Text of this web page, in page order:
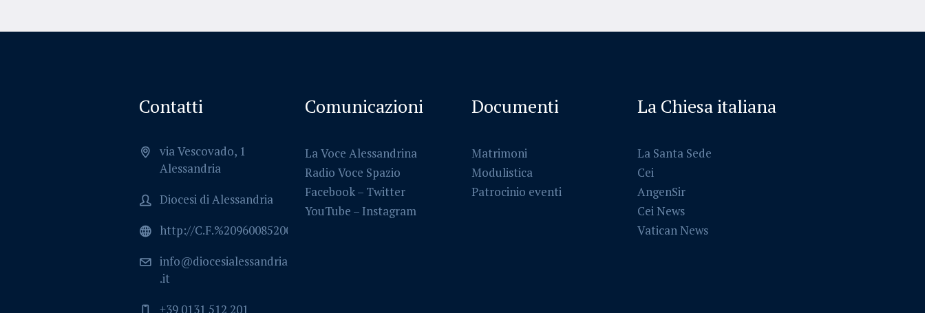
Contatti
via Vescovado, 1
Alessandria
Diocesi di Alessandria
http://C.F.%2096008520064
info@diocesialessandria
.it
+39 0131 512 201
Comunicazioni
La Voce Alessandrina
Radio Voce Spazio
Facebook– Twitter
YouTube – Instagram
Documenti
Matrimoni
Modulistica
Patrocinio eventi
La Chiesa italiana
La Santa Sede
Cei
AngenSir
Cei News
Vatican News